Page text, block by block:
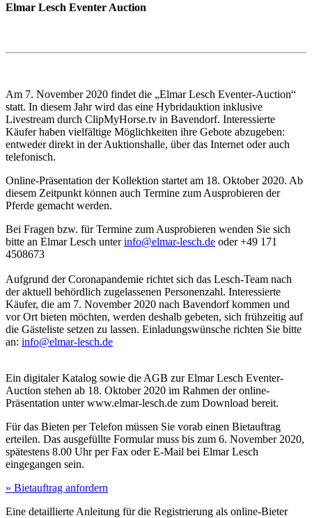
Elmar Lesch Eventer Auction
Am 7. November 2020 findet die „Elmar Lesch Eventer-Auction“
statt. In diesem Jahr wird das eine Hybridauktion inklusive
Livestream durch ClipMyHorse.tv in Bavendorf. Interessierte
Käufer haben vielfältige Möglichkeiten ihre Gebote abzugeben:
entweder direkt in der Auktionshalle, über das Internet oder auch
telefonisch.
Online-Präsentation der Kollektion startet am 18. Oktober 2020. Ab
diesem Zeitpunkt können auch Termine zum Ausprobieren der
Pferde gemacht werden.
Bei Fragen bzw. für Termine zum Ausprobieren wenden Sie sich
bitte an Elmar Lesch unterinfo@elmar-lesch.de oder +49 171
4508673
Aufgrund der Coronapandemie richtet sich das Lesch-Team nach
der aktuell behördlich zugelassenen Personenzahl. Interessierte
Käufer, die am 7. November 2020 nach Bavendorf kommen und
vor Ort bieten möchten, werden deshalb gebeten, sich frühzeitig auf
die Gästeliste setzen zu lassen. Einladungswünsche richten Sie bitte
an: info@elmar-lesch.de
Ein digitaler Katalog sowie die AGB zur Elmar Lesch Eventer-
Auction stehen ab 18. Oktober 2020 im Rahmen der online-
Präsentation unter www.elmar-lesch.de zum Download bereit.
Für das Bieten per Telefon müssen Sie vorab einen Bietauftrag
erteilen. Das ausgefüllte Formular muss bis zum 6. November 2020,
spätestens 8.00 Uhr per Fax oder E-Mail bei Elmar Lesch
eingegangen sein.
» Bietauftrag anfordern
Eine detaillierte Anleitung für die Registrierung als online-Bieter